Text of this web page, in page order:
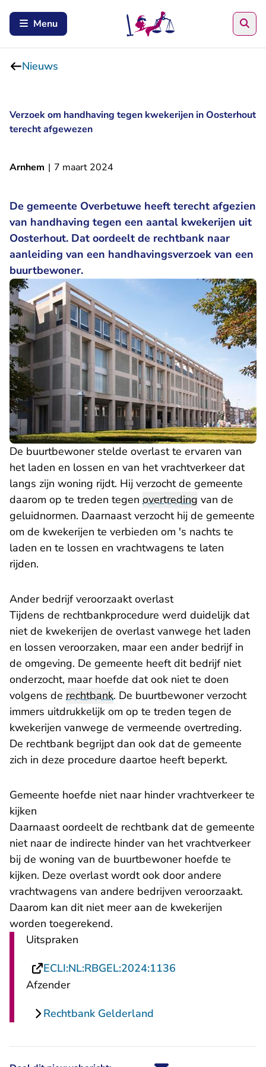
Menu
Nieuws
Verzoek om handhaving tegen kwekerijen in Oosterhout
terecht afgewezen
Arnhem | 7 maart 2024
De gemeente Overbetuwe heeft terecht afgezien
van handhaving tegen een aantal kwekerijen uit
Oosterhout. Dat oordeelt de rechtbank naar
aanleiding van een handhavingsverzoek van een
buurtbewoner.
De buurtbewoner stelde overlast te ervaren van
het laden en lossen en van het vrachtverkeer dat
langs zijn woning rijdt. Hij verzocht de gemeente
daarom op te treden tegen overtreding van de
geluidnormen. Daarnaast verzocht hij de gemeente
om de kwekerijen te verbieden om 's nachts te
laden en te lossen en vrachtwagens te laten
rijden.
Ander bedrijf veroorzaakt overlast
Tijdens de rechtbankprocedure werd duidelijk dat
niet de kwekerijen de overlast vanwege het laden
en lossen veroorzaken, maar een ander bedrijf in
de omgeving. De gemeente heeft dit bedrijf niet
onderzocht, maar hoefde dat ook niet te doen
volgens de rechtbank. De buurtbewoner verzocht
immers uitdrukkelijk om op te treden tegen de
kwekerijen vanwege de vermeende overtreding.
De rechtbank begrijpt dan ook dat de gemeente
zich in deze procedure daartoe heeft beperkt.
Gemeente hoefde niet naar hinder vrachtverkeer te
kijken
Daarnaast oordeelt de rechtbank dat de gemeente
niet naar de indirecte hinder van het vrachtverkeer
bij de woning van de buurtbewoner hoefde te
kijken. Deze overlast wordt ook door andere
vrachtwagens van andere bedrijven veroorzaakt.
Daarom kan dit niet meer aan de kwekerijen
worden toegerekend.
Uitspraken
ECLI:NL:RBGEL:2024:1136
Afzender
Rechtbank Gelderland